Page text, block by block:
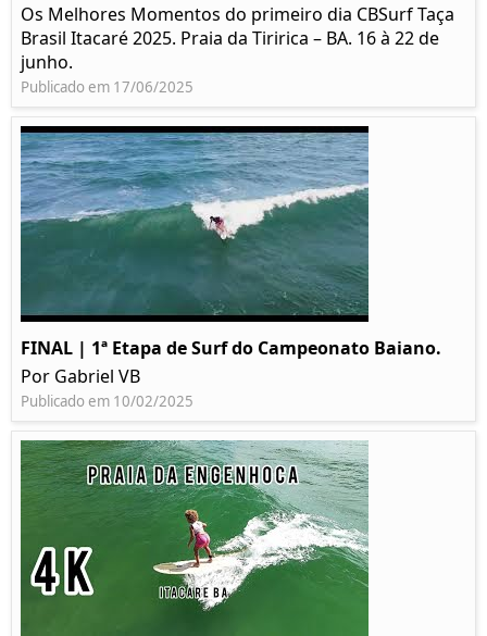
Os Melhores Momentos do primeiro dia CBSurf Taça
Brasil Itacaré 2025. Praia da Tiririca – BA. 16 à 22 de
junho.
Publicado em 17/06/2025
FINAL | 1ª Etapa de Surf do Campeonato Baiano.
Por Gabriel VB
Publicado em 10/02/2025